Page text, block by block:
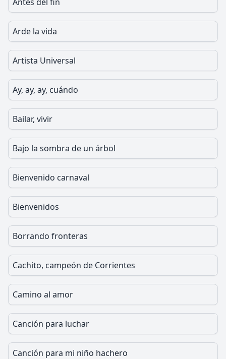
Arde la vida
Artista Universal
Ay, ay, ay, cuándo
Bailar, vivir
Bajo la sombra de un árbol
Bienvenido carnaval
Bienvenidos
Borrando fronteras
Cachito, campeón de Corrientes
Camino al amor
Canción para luchar
Canción para mi niño hachero